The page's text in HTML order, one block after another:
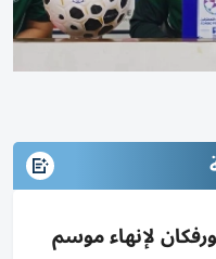
لإنهاء موسم